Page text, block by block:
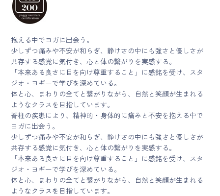
抱える中でヨガに出会う。
少しずつ痛みや不安が和らぎ、静けさの中にも強さと優しさが
共存する感覚に気付き、心と体の繋がりを実感する。
「本来ある良さに目を向け尊重すること」に感銘を受け、スタ
ジオ・ヨギーで学びを深めている。
体と心、まわりの全てと繋がりながら、自然と笑顔が生まれる
ようなクラスを目指しています。
脊柱の疾患により、精神的・身体的に痛みと不安を抱える中で
ヨガに出会う。
少しずつ痛みや不安が和らぎ、静けさの中にも強さと優しさが
共存する感覚に気付き、心と体の繋がりを実感する。
「本来ある良さに目を向け尊重すること」に感銘を受け、スタ
ジオ・ヨギーで学びを深めている。
体と心、まわりの全てと繋がりながら、自然と笑顔が生まれる
ようなクラスを目指しています。